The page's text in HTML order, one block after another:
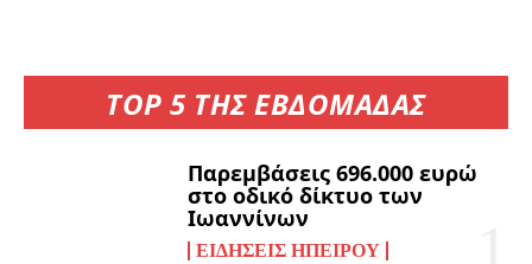
TOP 5 ΤΗΣ ΕΒΔΟΜΑΔΑΣ
Παρεμβάσεις 696.000 ευρώ
στο οδικό δίκτυο των
Ιωαννίνων
ΕΙΔΉΣΕΙΣ ΗΠΕΊΡΟΥ